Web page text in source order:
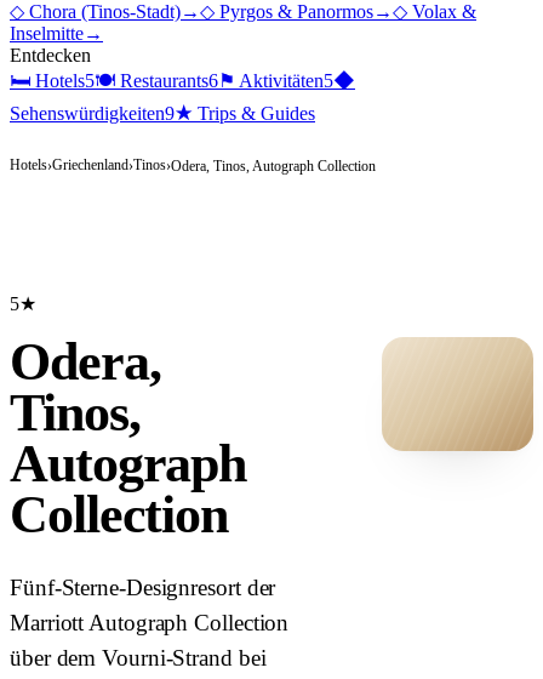
◇ Chora (Tinos-Stadt)→◇ Pyrgos & Panormos→◇ Volax &
Inselmitte→
Entdecken
🛏 Hotels5🍽 Restaurants6⚑ Aktivitäten5◆
Sehenswürdigkeiten9★ Trips & Guides
Hotels›Griechenland›Tinos›Odera, Tinos, Autograph Collection
5★
Odera,
Tinos,
Autograph
Collection
Fünf-Sterne-Designresort der
Marriott Autograph Collection
über dem Vourni-Strand bei